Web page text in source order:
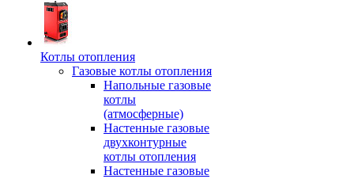
Котлы отопления
Газовые котлы отопления
Напольные газовые
котлы
(атмосферные)
Настенные газовые
двухконтурные
котлы отопления
Настенные газовые